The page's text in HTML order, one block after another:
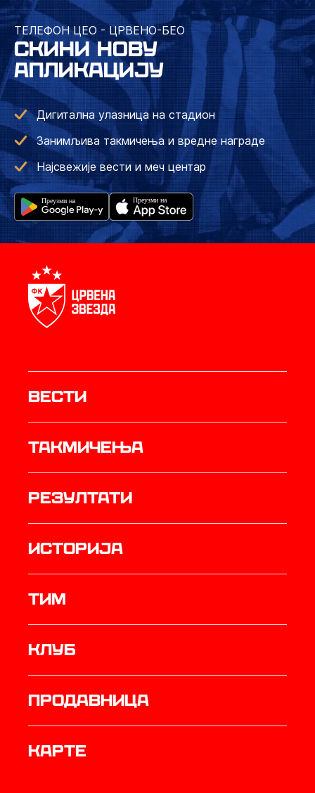
ТЕЛЕФОН ЦЕО - ЦРВЕНО-БЕО
СКИНИ НОВУ
АПЛИКАЦИЈУ
Дигитална улазница на стадион
Занимљива такмичења и вредне награде
Најсвежије вести и меч центар
Вести
Такмичења
резултати
историја
ТИМ
Клуб
продавница
Карте